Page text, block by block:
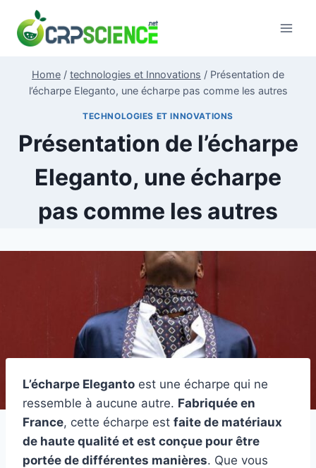
content
Home / technologies et Innovations / Présentation de
l’écharpe Eleganto, une écharpe pas comme les autres
TECHNOLOGIES ET INNOVATIONS
Présentation de l’écharpe
Eleganto, une écharpe
pas comme les autres
L’écharpe Eleganto est une écharpe qui ne
ressemble à aucune autre. Fabriquée en
France, cette écharpe est faite de matériaux
de haute qualité et est conçue pour être
portée de différentes manières. Que vous